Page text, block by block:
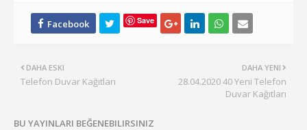
Save
DAHA YENI
28.04.2020 40 Yeni Telefon
Duvar Kağıtları
DAHA ESKI
Telefon Duvar Kağıtları
BU YAYINLARI BEĞENEBILIRSINIZ